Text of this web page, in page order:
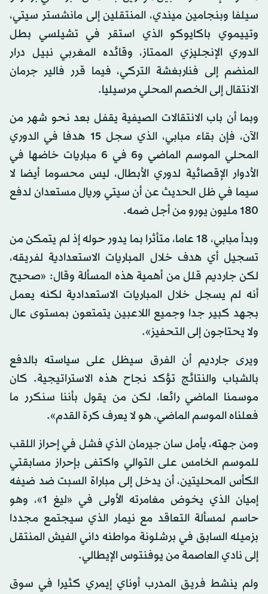
سيلفا وبنجامين ميندي، المنتقلين إلى مانشستر سيتي،
وتييموي باكايوكو الذي استقر في تشيلسي بطل
الدوري الإنجليزي الممتاز، وقائده المغربي نبيل درار
المنضم إلى فناربغشة التركي، فيما قرر فالير جرمان
الانتقال إلى الخصم المحلي مرسيليا.
وبما أن باب الانتقالات الصيفية يقفل بعد نحو شهر من
الآن، فإن بقاء مبابي، الذي سجل 15 هدفا في الدوري
المحلي الموسم الماضي و6 في 6 مباريات خاضها في
الأدوار الإقصائية لدوري الأبطال، ليس محسوما أيضا لا
سيما في ظل الحديث عن أن سيتي وريال مستعدان لدفع
180 مليون يورو من أجل ضمه.
وبدأ مبابي، 18 عاما، متأثرا بما يدور حوله إذ لم يتمكن من
تسجيل أي هدف خلال المباريات الاستعدادية لفريقه،
لكن جارديم قلل من أهمية هذه المسألة وقال: «صحيح
أنه لم يسجل خلال المباريات الاستعدادية لكنه يعمل
بجهد كبير جدا وجميع اللاعبين يتمتعون بمستوى عال
ولا يحتاجون إلى التحفيز».
ويرى جارديم أن الفرق سيظل على سياسته بالدفع
بالشباب والنتائج تؤكد نجاح هذه الاستراتيجية. كان
موسمنا الماضي رائعا، لكن من يقول بأننا سنكرر ما
فعلناه الموسم الماضي، هو لا يعرف كرة القدم».
ومن جهته، يأمل سان جيرمان الذي فشل في إحراز اللقب
للموسم الخامس على التوالي واكتفى بإحراز مسابقتي
الكأس المحليتين، أن يدخل إلى مباراة السبت ضد ضيفه
إميان الذي يخوض مغامرته الأولى في «ليغ 1»، وهو
حاسم لمسألة التعاقد مع نيمار الذي سيجتمع مجددا
بزميله السابق في برشلونة مواطنه داني الفيش المنتقل
إلى نادي العاصمة من يوفنتوس الإيطالي.
ولم ينشط فريق المدرب أوناي إيمري كثيرا في سوق